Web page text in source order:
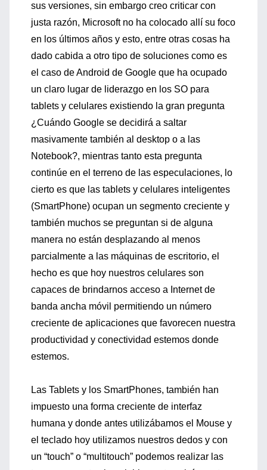
sus versiones, sin embargo creo criticar con
justa razón, Microsoft no ha colocado allí su foco
en los últimos años y esto, entre otras cosas ha
dado cabida a otro tipo de soluciones como es
el caso de Android de Google que ha ocupado
un claro lugar de liderazgo en los SO para
tablets y celulares existiendo la gran pregunta
¿Cuándo Google se decidirá a saltar
masivamente también al desktop o a las
Notebook?, mientras tanto esta pregunta
continúe en el terreno de las especulaciones, lo
cierto es que las tablets y celulares inteligentes
(SmartPhone) ocupan un segmento creciente y
también muchos se preguntan si de alguna
manera no están desplazando al menos
parcialmente a las máquinas de escritorio, el
hecho es que hoy nuestros celulares son
capaces de brindarnos acceso a Internet de
banda ancha móvil permitiendo un número
creciente de aplicaciones que favorecen nuestra
productividad y conectividad estemos donde
estemos.
Las Tablets y los SmartPhones, también han
impuesto una forma creciente de interfaz
humana y donde antes utilizábamos el Mouse y
el teclado hoy utilizamos nuestros dedos y con
un “touch” o “multitouch” podemos realizar las